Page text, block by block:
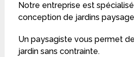
Notre entreprise est
conception de jardins
Un paysagiste vous permet
jardin sans contrainte.